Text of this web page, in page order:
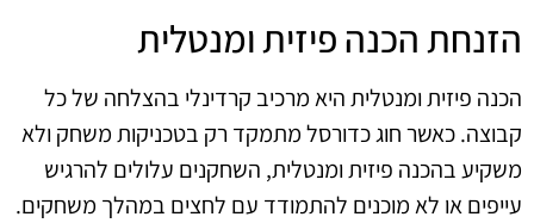
הזנחת הכנה פיזית ומנטלית
הכנה פיזית ומנטלית היא מרכיב קרדינלי בהצלחה של כל
קבוצה. כאשר חוג כדורסל מתמקד רק בטכניקות משחק ולא
משקיע בהכנה פיזית ומנטלית, השחקנים עלולים להרגיש
עייפים או לא מוכנים להתמודד עם לחצים במהלך משחקים.